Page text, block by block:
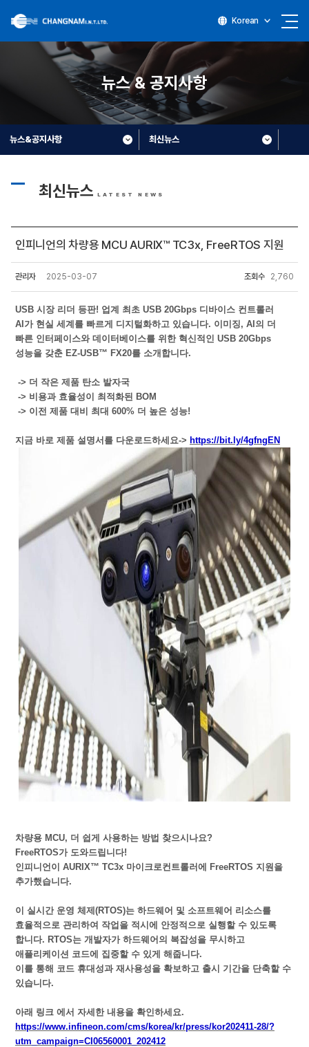
Korean
뉴스 & 공지사항
뉴스&공지사항 최신뉴스
최신뉴스 LATEST NEWS
인피니언의 차량용 MCU AURIX™ TC3x, FreeRTOS 지원
관리자 2025-03-07 조회수 2,760
USB 시장 리더 등판! 업계 최초 USB 20Gbps 디바이스 컨트롤러
AI가 현실 세계를 빠르게 디지털화하고 있습니다. 이미징, AI의 더
빠른 인터페이스와 데이터베이스를 위한 혁신적인 USB 20Gbps
성능을 갖춘 EZ-USB™ FX20를 소개합니다.
-> 더 작은 제품 탄소 발자국
-> 비용과 효율성이 최적화된 BOM
-> 이전 제품 대비 최대 600% 더 높은 성능!
지금 바로 제품 설명서를 다운로드하세요-> https://bit.ly/4gfngEN
차량용 MCU, 더 쉽게 사용하는 방법 찾으시나요?
FreeRTOS가 도와드립니다!
인피니언이 AURIX™ TC3x 마이크로컨트롤러에 FreeRTOS 지원을
추가했습니다.
이 실시간 운영 체제(RTOS)는 하드웨어 및 소프트웨어 리소스를
효율적으로 관리하여 작업을 적시에 안정적으로 실행할 수 있도록
합니다. RTOS는 개발자가 하드웨어의 복잡성을 무시하고
애플리케이션 코드에 집중할 수 있게 해줍니다.
이를 통해 코드 휴대성과 재사용성을 확보하고 출시 기간을 단축할 수
있습니다.
아래 링크 에서 자세한 내용을 확인하세요.
https://www.infineon.com/cms/korea/kr/press/kor202411-28/?
utm_campaign=CI06560001_202412